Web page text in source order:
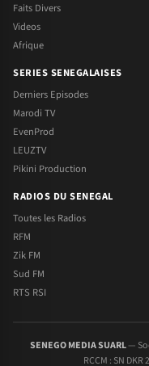
Faits Divers
Videos
Afrique
SERIES SENEGALAISES
Derniers Episodes
Marodi TV
EvenProd
LEUZTV
Pikini Production
RADIOS DU SENEGAL
Toutes les Radios
RFM
Zik FM
Sud FM
RTS RSI
SENEGO MEDIA SUARL—
RCCM : SN